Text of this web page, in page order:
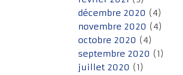
décembre 2020 (4)
novembre 2020 (4)
octobre 2020 (4)
septembre 2020 (1)
juillet 2020 (1)